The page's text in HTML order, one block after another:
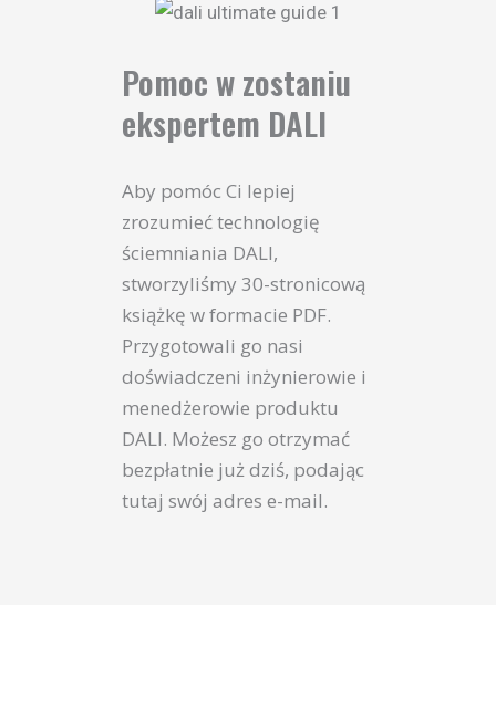
Pomoc w zostaniu
ekspertem DALI
Aby pomóc Ci lepiej
zrozumieć technologię
ściemniania DALI,
stworzyliśmy 30-stronicową
książkę w formacie PDF.
Przygotowali go nasi
doświadczeni inżynierowie i
menedżerowie produktu
DALI. Możesz go otrzymać
bezpłatnie już dziś, podając
tutaj swój adres e-mail.